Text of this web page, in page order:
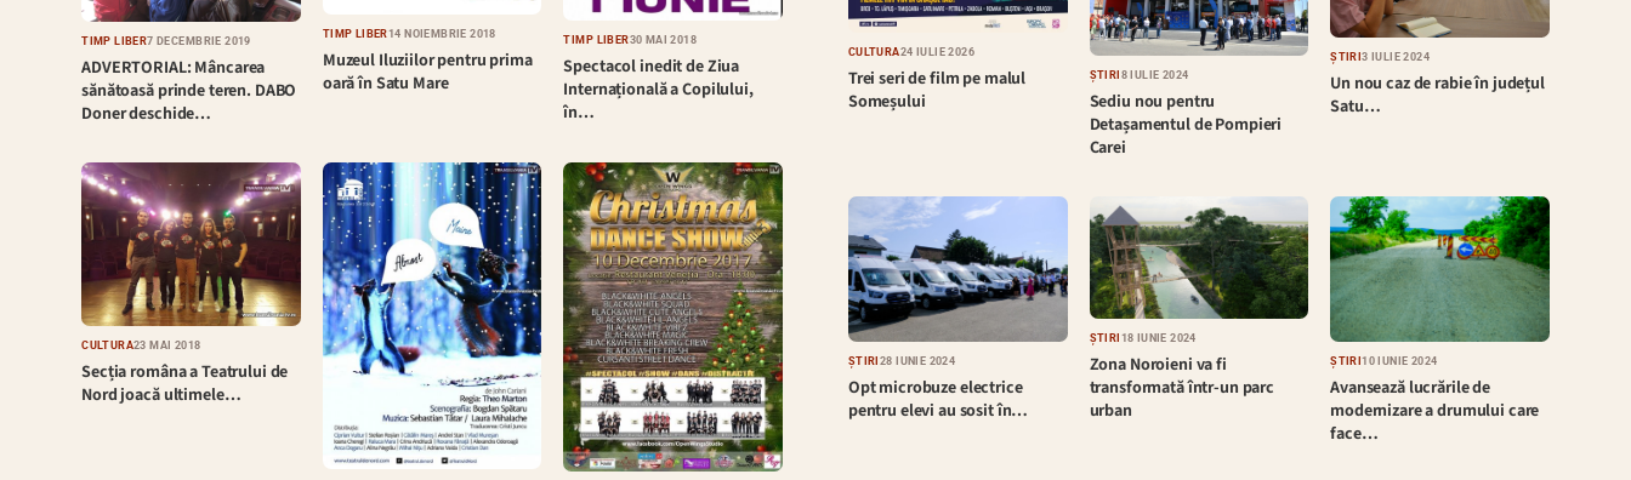
TIMP LIBER7 DECEMBRIE 2019
ADVERTORIAL: Mâncarea
sănătoasă prinde teren. DABO
Doner deschide…
TIMP LIBER14 NOIEMBRIE 2018
Muzeul Iluziilor pentru prima
oară în Satu Mare
TIMP LIBER30 MAI 2018
Spectacol inedit de Ziua
Internațională a Copilului,
în…
CULTURĂ23 MAI 2018
Secția româna a Teatrului de
Nord joacă ultimele…
CULTURĂ24 IULIE 2026
Trei seri de film pe malul
Someșului
ȘTIRI 8 IULIE 2024
Sediu nou pentru
Detașamentul de Pompieri
Carei
ȘTIRI3 IULIE 2024
Un nou caz de rabie în județul
Satu…
ȘTIRI 28 IUNIE 2024
Opt microbuze electrice
pentru elevi au sosit în…
ȘTIRI 18 IUNIE 2024
Zona Noroieni va fi
transformată într-un parc
urban
ȘTIRI10 IUNIE 2024
Avansează lucrările de
modernizare a drumului care
face…